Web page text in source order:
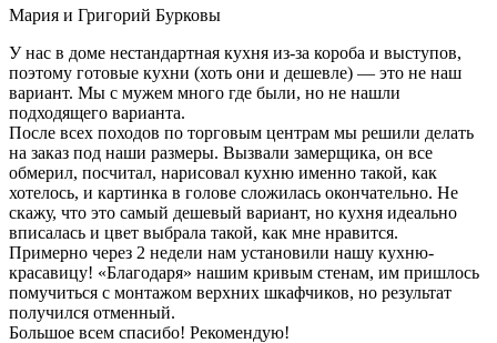
Мария и Григорий Бурковы
У нас в доме нестандартная кухня из-за короба и выступов,
поэтому готовые кухни (хоть они и дешевле) — это не наш
вариант. Мы с мужем много где были, но не нашли
подходящего варианта.
После всех походов по торговым центрам мы решили делать
на заказ под наши размеры. Вызвали замерщика, он все
обмерил, посчитал, нарисовал кухню именно такой, как
хотелось, и картинка в голове сложилась окончательно. Не
скажу, что это самый дешевый вариант, но кухня идеально
вписалась и цвет выбрала такой, как мне нравится.
Примерно через 2 недели нам установили нашу кухню-
красавицу! «Благодаря» нашим кривым стенам, им пришлось
помучиться с монтажом верхних шкафчиков, но результат
получился отменный.
Большое всем спасибо! Рекомендую!